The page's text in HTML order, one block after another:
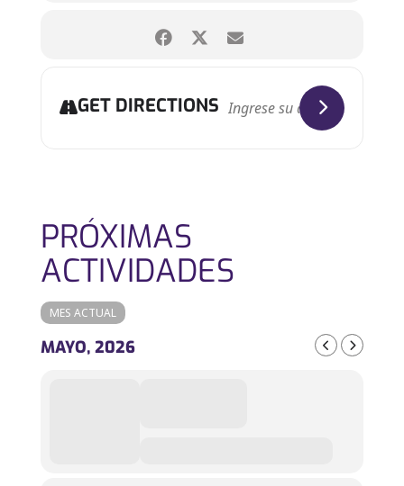
GET DIRECTIONS
PRÓXIMAS
ACTIVIDADES
MES ACTUAL
MAYO, 2026